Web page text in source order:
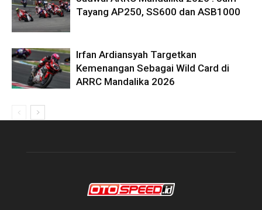
Tayang AP250, SS600 dan ASB1000
Irfan Ardiansyah Targetkan
Kemenangan Sebagai Wild Card di
ARRC Mandalika 2026